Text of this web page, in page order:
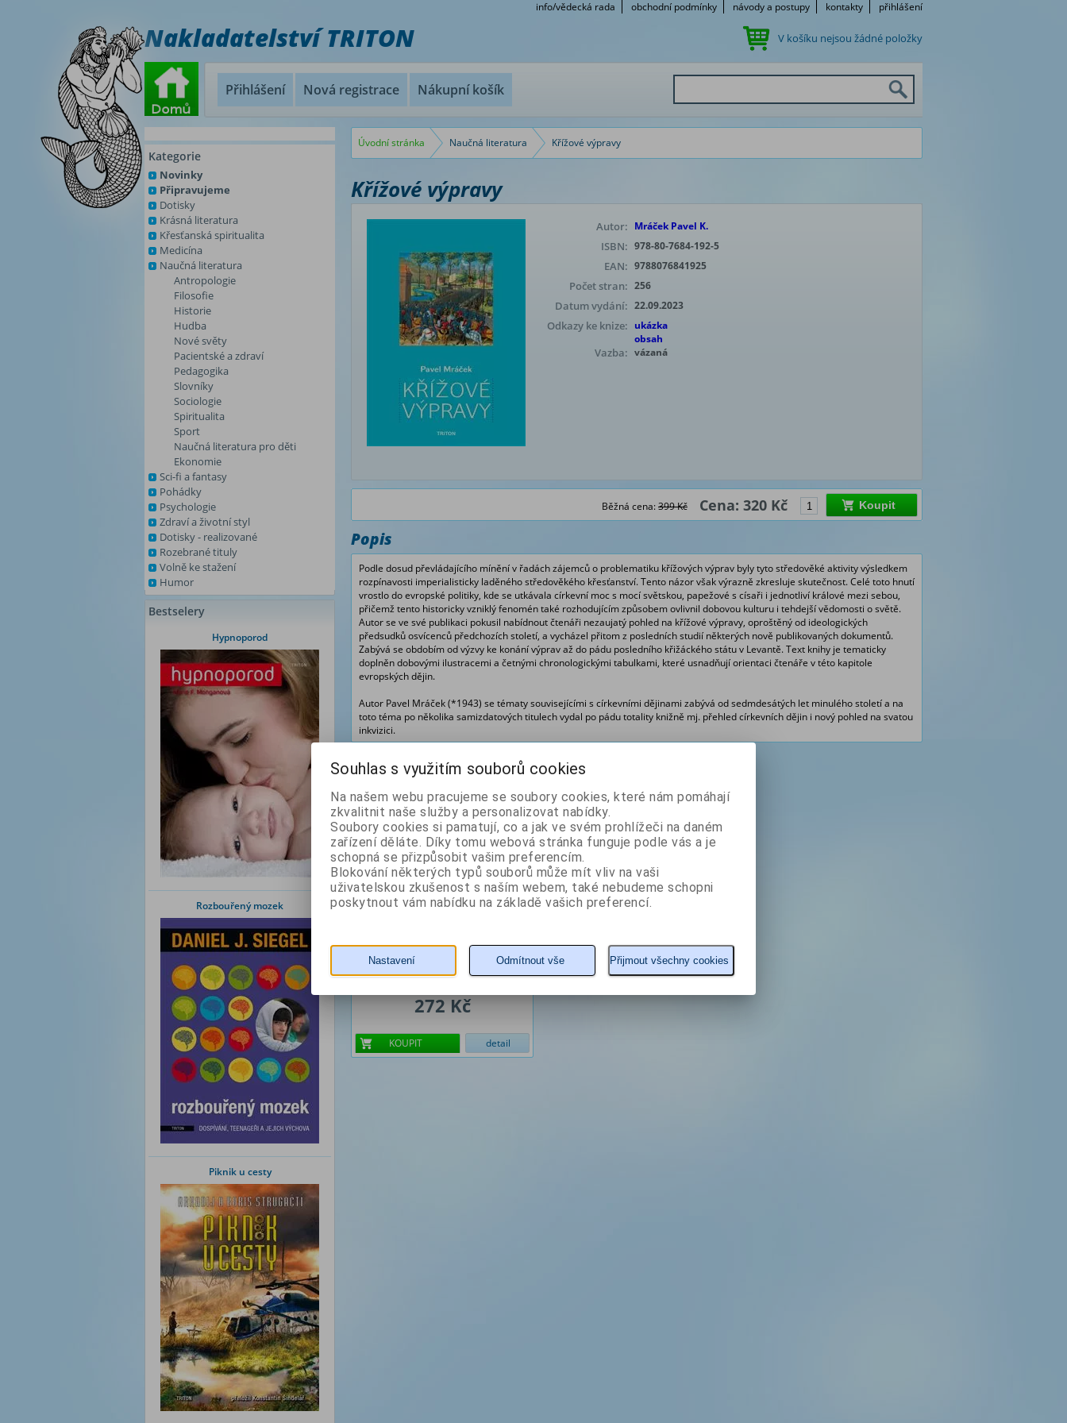
info/vědecká rada obchodní podmínky návody a postupy kontakty přihlášení
Nakladatelství TRITON V košíku nejsou žádné položky
Přihlášení Nová registrace Nákupní košík
Kategorie
Novinky
Připravujeme
Dotisky
Krásná literatura
Křesťanská spiritualita
Medicína
Naučná literatura
Antropologie
Filosofie
Historie
Hudba
Nové světy
Pacientské a zdraví
Pedagogika
Slovníky
Sociologie
Spiritualita
Sport
Naučná literatura pro děti
Ekonomie
Sci-fi a fantasy
Pohádky
Psychologie
Zdraví a životní styl
Dotisky - realizované
Rozebrané tituly
Volně ke stažení
Humor
Bestselery
Hypnoporod
Rozbouřený mozek
Piknik u cesty
Úvodní stránka Naučná literatura Křížové výpravy
Křížové výpravy
Autor: Mráček Pavel K.
ISBN: 978-80-7684-192-5
EAN: 9788076841925
Počet stran: 256
Datum vydání: 22.09.2023
Odkazy ke knize: ukázka
obsah
Vazba: vázaná
Běžná cena:399 Kč Cena: 320 Kč Koupit
Popis
Podle dosud převládajícího mínění v řadách zájemců o problematiku křížových výprav byly tyto středověké aktivity výsledkem
rozpínavosti imperialisticky laděného středověkého křesťanství. Tento názor však výrazně zkresluje skutečnost. Celé toto hnutí
vrostlo do evropské politiky, kde se utkávala církevní moc s mocí světskou, papežové s císaři i jednotliví králové mezi sebou,
přičemž tento historicky vzniklý fenomén také rozhodujícím způsobem ovlivnil dobovou kulturu i tehdejší vědomosti o světě.
Autor se ve své publikaci pokusil nabídnout čtenáři nezaujatý pohled na křížové výpravy, oproštěný od ideologických
předsudků osvícenců předchozích století, a vycházel přitom z posledních studií některých nově publikovaných dokumentů.
Zabývá se obdobím od výzvy ke konání výprav až do pádu posledního křižáckého státu v Levantě. Text knihy je tematicky
doplněn dobovými ilustracemi a četnými chronologickými tabulkami, které usnadňují orientaci čtenáře v této kapitole
evropských dějin.
Autor Pavel Mráček (*1943) se tématy souvisejícími s církevními dějinami zabývá od sedmdesátých let minulého století a na
toto téma po několika samizdatových titulech vydal po pádu totality knižně mj. přehled církevních dějin i nový pohled na svatou
inkvizici.
Z naší nabídky vám doporučujeme
Panna Maria Guadalupská
Autor: Mráček Pavel K.
272 Kč
KOUPIT detail
Souhlas s využitím souborů cookies
Na našem webu pracujeme se soubory cookies, které nám pomáhají
zkvalitnit naše služby a personalizovat nabídky.
Soubory cookies si pamatují, co a jak ve svém prohlížeči na daném
zařízení děláte. Díky tomu webová stránka funguje podle vás a je
schopná se přizpůsobit vašim preferencím.
Blokování některých typů souborů může mít vliv na vaši
uživatelskou zkušenost s naším webem, také nebudeme schopni
poskytnout vám nabídku na základě vašich preferencí.
Nastavení Odmítnout vše Přijmout všechny cookies